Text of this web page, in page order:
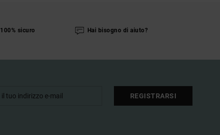
sicuro Hai bisogno di aiuto?
REGISTRARSI